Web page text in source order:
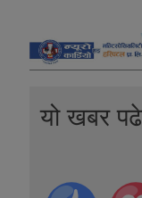
यो खबर